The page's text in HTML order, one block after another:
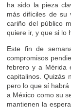
ha sido la pieza
más difíciles de su
cariño del público
quiere ir, y que si lo
Este fin de
compromisos
febrero y a Mérida
capitalinos. Quizás
pero lo que sí
a México como su
mantienen la